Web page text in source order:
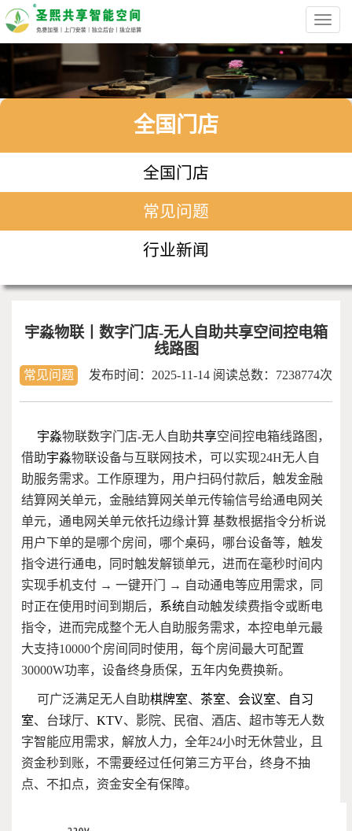
全国门店
全国门店
常见问题
行业新闻
宇淼物联丨数字门店-无人自助共享空间控电箱
线路图
常见问题 发布时间： 2025-11-14 阅读总数：7238774次
宇淼物联数字门店-无人自助共享空间控电箱线路图，
借助宇淼物联设备与互联网技术，可以实现24H无人自
助服务需求。工作原理为，用户扫码付款后，触发金融
结算网关单元，金融结算网关单元传输信号给通电网关
单元，通电网关单元依托边缘计算 基数根据指令分析说
用户下单的是哪个房间，哪个桌码，哪台设备等，触发
指令进行通电，同时触发解锁单元，进而在毫秒时间内
实现手机支付 → 一键开门 → 自动通电等应用需求，同
时正在使用时间到期后， 系统自动触发续费指令或断电
指令，进而完成整个无人自助服务需求，本控电单元最
大支持10000个房间同时使用，每个房间最大可配置
30000W功率，设备终身质保，五年内免费换新。
可广泛满足无人自助棋牌室、 茶室、 会议室、
自习
室、台球厅、 KTV、影院、民宿、酒店、超市等无人数
字智能应用需求，解放人力，全年24小时无休营业，且
资金秒到账，不需要经过任何第三方平台，终身不抽
点、不扣点，资金安全有保障。